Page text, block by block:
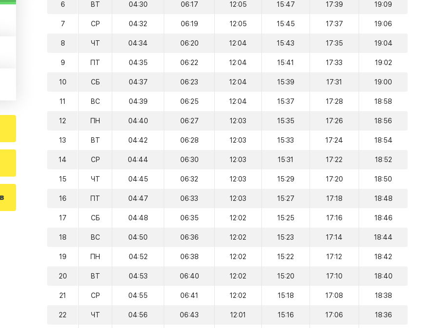
6 ВТ 04:30 06:17 12:05 15:47 17:39 19:09
7 СР 04:32 06:19 12:05 15:45 17:37 19:06
8 ЧТ 04:34 06:20 12:04 15:43 17:35 19:04
9 ПТ 04:35 06:22 12:04 15:41 17:33 19:02
10 СБ 04:37 06:23 12:04 15:39 17:31 19:00
11 ВС 04:39 06:25 12:04 15:37 17:28 18:58
12 ПН 04:40 06:27 12:03 15:35 17:26 18:56
13 ВТ 04:42 06:28 12:03 15:33 17:24 18:54
14 СР 04:44 06:30 12:03 15:31 17:22 18:52
15 ЧТ 04:45 06:32 12:03 15:29 17:20 18:50
16 ПТ 04:47 06:33 12:03 15:27 17:18 18:48
17 СБ 04:48 06:35 12:02 15:25 17:16 18:46
18 ВС 04:50 06:36 12:02 15:23 17:14 18:44
19 ПН 04:52 06:38 12:02 15:22 17:12 18:42
20 ВТ 04:53 06:40 12:02 15:20 17:10 18:40
21 СР 04:55 06:41 12:02 15:18 17:08 18:38
22 ЧТ 04:56 06:43 12:01 15:16 17:06 18:36